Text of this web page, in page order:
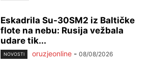
Eskadrila Su-30SM2 iz Baltičke
flote na nebu: Rusija vežbala
udare tik...
NOVOSTI oruzjeonline - 08/08/2026